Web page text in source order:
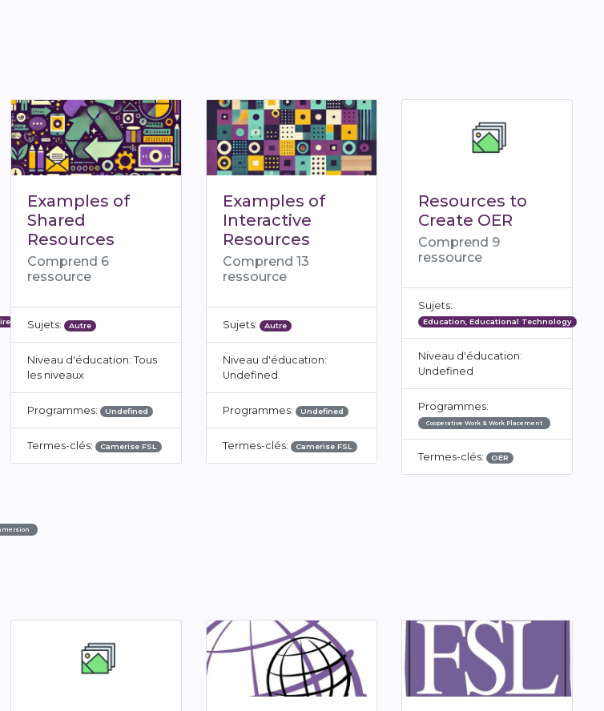
Examples of
Shared
Resources
Comprend 6
ressource
Sujets: Autre
Niveau d'éducation: Tous
les niveaux
Programmes: Undefined
Termes-clés: Camerise FSL
Examples of
Interactive
Resources
Comprend 13
ressource
Sujets: Autre
Niveau d'éducation:
Undefined
Programmes: Undefined
Termes-clés: Camerise FSL
Resources to
Create OER
Comprend 9
ressource
Sujets:
Education, Educational Technology
Niveau d'éducation:
Undefined
Programmes:
Cooperative Work & Work Placement
Termes-clés: OER